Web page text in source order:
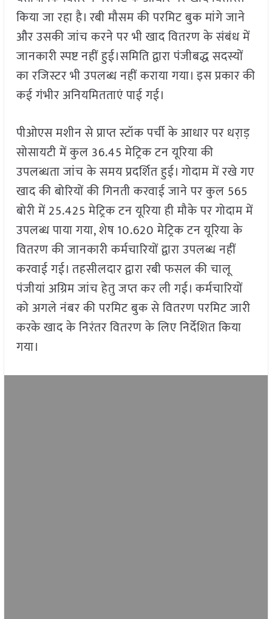
किया जा रहा है। रबी मौसम की परमिट बुक मांगे जाने
और उसकी जांच करने पर भी खाद वितरण के संबंध में
जानकारी स्पष्ट नहीं हुई।समिति द्वारा पंजीबद्ध सदस्यों
का रजिस्टर भी उपलब्ध नहीं कराया गया। इस प्रकार की
कई गंभीर अनियमितताएं पाई गई।
पीओएस मशीन से प्राप्त स्टॉक पर्ची के आधार पर धरा़ड़
सोसायटी में कुल 36.45 मेट्रिक टन यूरिया की
उपलब्धता जांच के समय प्रदर्शित हुई। गोदाम में रखे गए
खाद की बोरियों की गिनती करवाई जाने पर कुल 565
बोरी में 25.425 मेट्रिक टन यूरिया ही मौके पर गोदाम में
उपलब्ध पाया गया, शेष 10.620 मेट्रिक टन यूरिया के
वितरण की जानकारी कर्मचारियों द्वारा उपलब्ध नहीं
करवाई गई। तहसीलदार द्वारा रबी फसल की चालू
पंजीयां अग्रिम जांच हेतु जप्त कर ली गई। कर्मचारियों
को अगले नंबर की परमिट बुक से वितरण परमिट जारी
करके खाद के निरंतर वितरण के लिए निर्देशित किया
गया।